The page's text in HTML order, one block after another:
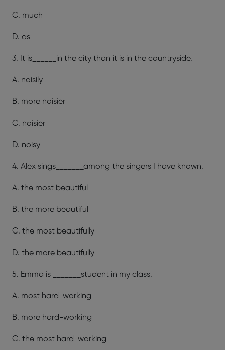
C. much
D. as
3. It is______in the city than it is in the countryside.
A. noisily
B. more noisier
C. noisier
D. noisy
4. Alex sings_______among the singers I have known.
A. the most beautiful
B. the more beautiful
C. the most beautifully
D. the more beautifully
5. Emma is _______student in my class.
A. most hard-working
B. more hard-working
C. the most hard-working